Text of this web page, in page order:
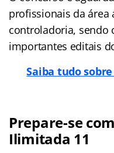
profissionais da área
controladoria, sendo
importantes editais
Saiba tudo sobre
Prepare-se
Ilimitada 11